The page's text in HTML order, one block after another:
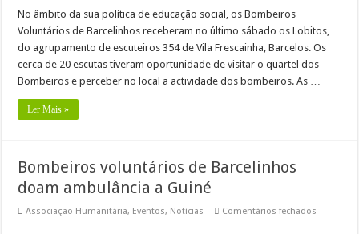
Participação de Falecimento
Participação de Falecimento
Já há vencedores para o concurso de desenho lançado às crianças do primeiro
Chegou a altura de voltar a ajudar os Bombeiros de Barcelinhos com o seu IRS
Barcelinhos
recebem
escuteiros
de
frescainha
No âmbito da sua política de educação social, os Bombeiros
Voluntários de Barcelinhos receberam no último sábado os Lobitos,
do agrupamento de escuteiros 354 de Vila Frescainha, Barcelos. Os
cerca de 20 escutas tiveram oportunidade de visitar o quartel dos
Bombeiros e perceber no local a actividade dos bombeiros. As …
Ler Mais »
Bombeiros voluntários de Barcelinhos
doam ambulância a Guiné
Associação Humanitária, Eventos, Notícias Comentários fechados